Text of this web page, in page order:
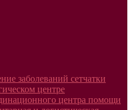
заболеваний сетчатки
центре
центра помощи